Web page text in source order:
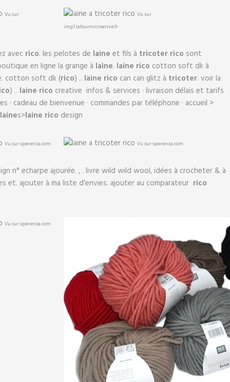
Vu sur
Vu sur
img1.lafourmicreative.fr
avec rico. les pelotes de laine et fils à tricoter rico sont
en ligne la grange à laine. laine rico cotton soft dk à
cotton soft dk (rico) .. laine rico can can glitz à tricoter. voir la
) .. laine rico creative infos & services · livraison délais et tarifs
· cadeau de bienvenue · commandes par téléphone · accueil >
laines>laine rico design
Vu sur sperenza.com Vu sur sperenza.com
n° echarpe ajourée. , . livre wild wild wool, idées à crocheter & à
et. ajouter à ma liste d'envies. ajouter au comparateur rico
Vu sur sperenza.com